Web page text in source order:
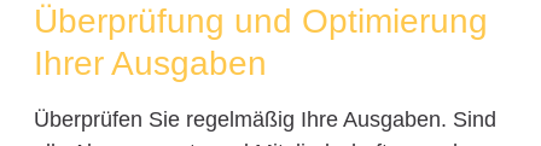
Überprüfung und Optimierung
Ihrer Ausgaben
Überprüfen Sie regelmäßig Ihre Ausgaben. Sind